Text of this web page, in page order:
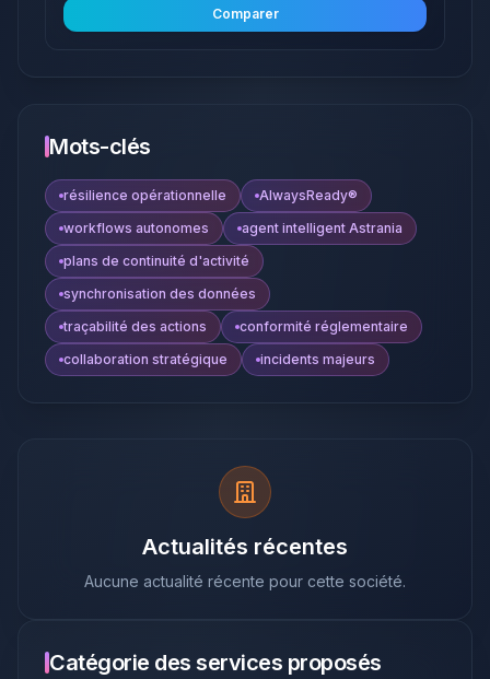
Comparer
Mots-clés
résilience opérationnelle
AlwaysReady®
workflows autonomes
agent intelligent Astrania
plans de continuité d'activité
synchronisation des données
traçabilité des actions
conformité réglementaire
collaboration stratégique
incidents majeurs
Actualités récentes
Aucune actualité récente pour cette société.
Catégorie des services proposés